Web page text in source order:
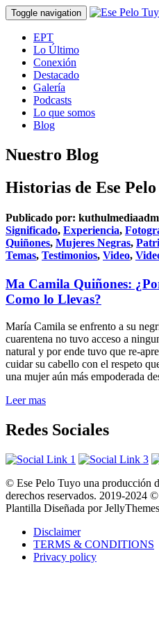
Toggle navigation
EPT
Lo Último
Conexión
Destacado
Galería
Podcasts
Lo que somos
Blog
Nuestro Blog
Historias de Ese
Publicado por:
Significado, Experiencia,
Quiñones, Mujeres Negras,
Temas, Testimonios, Video,
Ma Camila Quiñones:
Como lo Llevas?
María Camila se enfrento a su
cuarentena no tuvo acceso a
natural y por ende tuvo que re-
cuidar su cabello con el respeto
una mujer aún más empoderada
Leer mas
Redes Sociales
© Ese Pelo Tuyo una producción
derechos reservados. 2019-2024
Plantilla Diseñada por JellyThemes
Disclaimer
TERMS & CONDITIONS
Privacy policy